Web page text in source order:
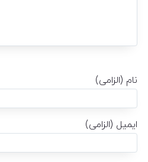
نام (الزامی)
ایمیل (الزامی)